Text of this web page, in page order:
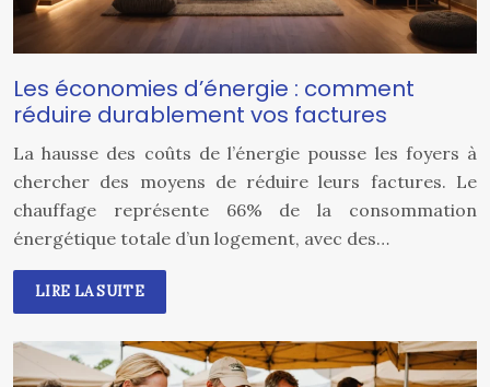
Les économies d’énergie : comment
réduire durablement vos factures
La hausse des coûts de l’énergie pousse les foyers à
chercher des moyens de réduire leurs factures. Le
chauffage représente 66% de la consommation
énergétique totale d’un logement, avec des…
LIRE LA SUITE